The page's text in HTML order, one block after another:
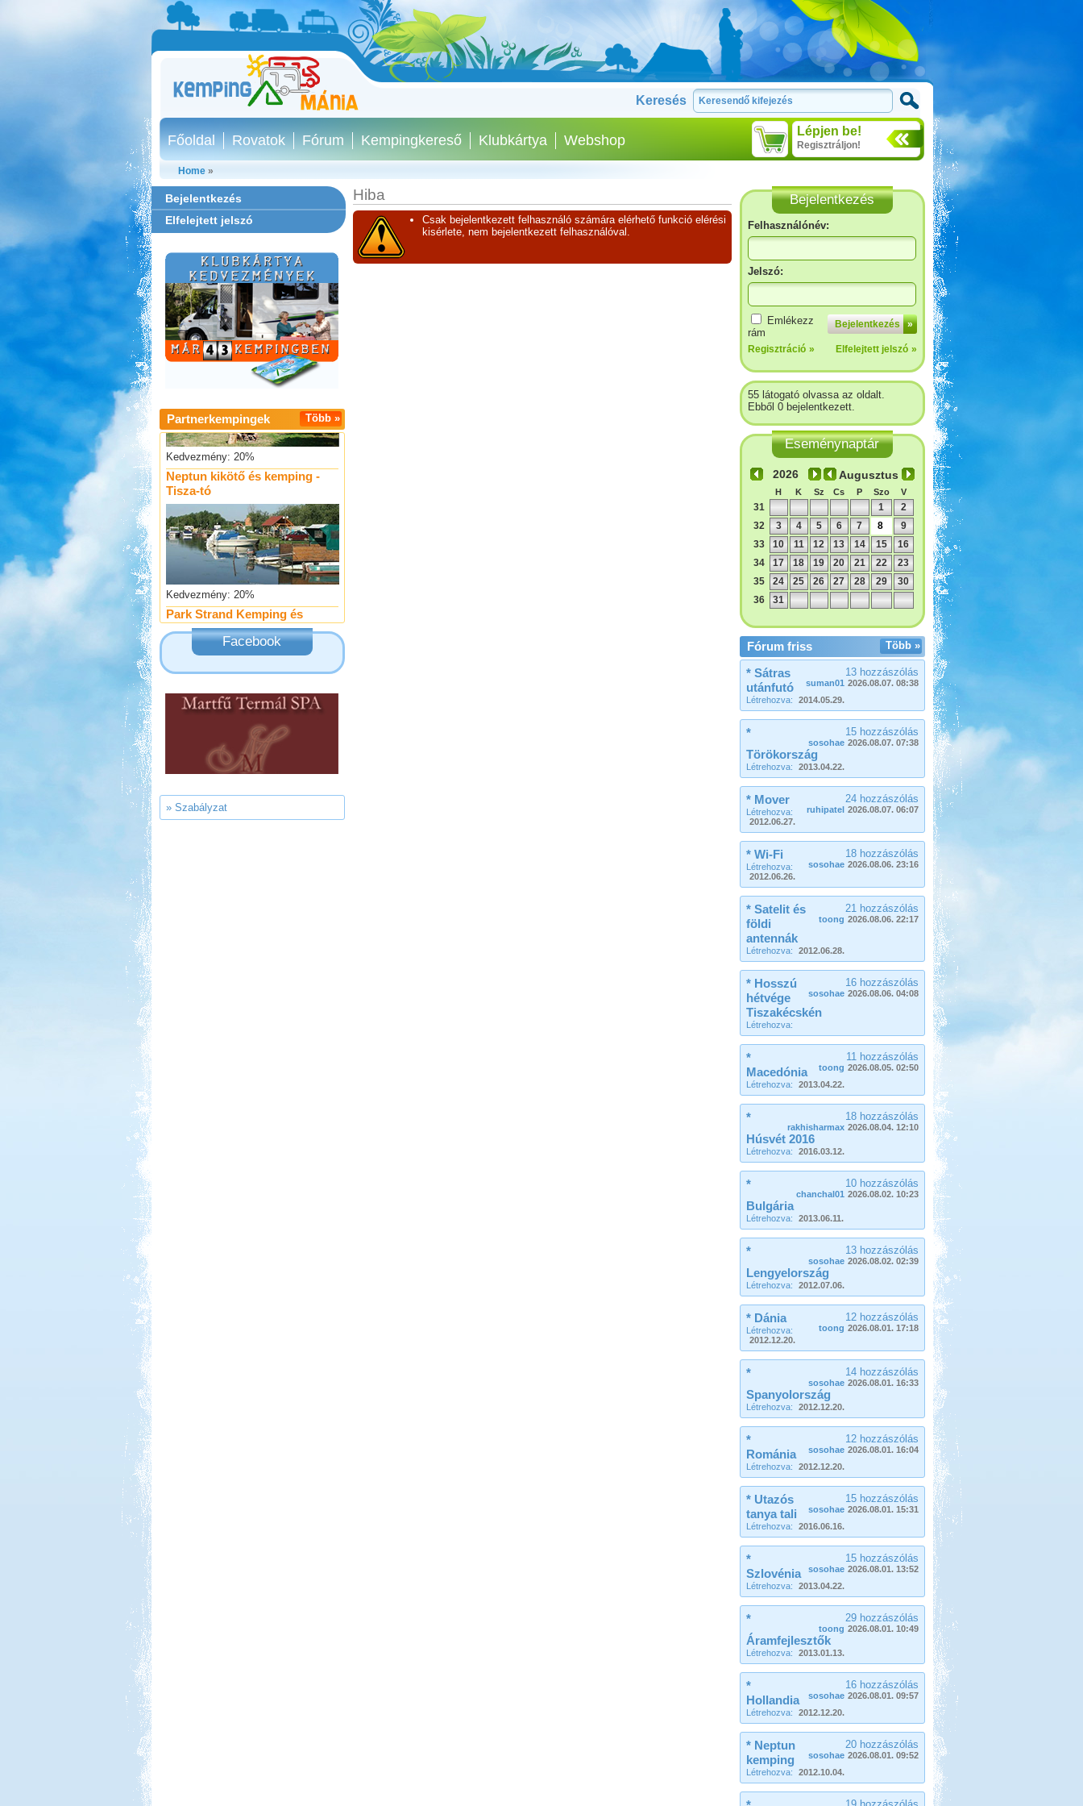
Keresés
Lépjen be!
Regisztráljon!
Főoldal Rovatok Fórum Kempingkereső Klubkártya Webshop
Home»
Bejelentkezés
Elfelejtett jelszó
Több »
Partnerkempingek
Szentkút Kemping
Kedvezmény: 20%
Neptun kikötő és kemping -
Tisza-tó
Kedvezmény: 20%
Park Strand Kemping és
Túrafalu
Thermál- és Strandfürdő
Kemping, Kiskőrös
Facebook
» Szabályzat
Hiba
Csak bejelentkezett felhasználó számára elérhető funkció elérési
kisérlete, nem bejelentkezett felhasználóval.
Bejelentkezés
Felhasználónév:
Jelszó:
Bejelentkezés »
Emlékezz
rám
Regisztráció » Elfelejtett jelszó »
55 látogató olvassa az oldalt.
Ebből 0 bejelentkezett.
Eseménynaptár
Augusztus
H K Sz Cs P Szo V
31 1
2
32
3 4 5 6 7 8
9
33
10 11 12 13 14 15
16
34
17 18 19 20 21 22
23
35
24 25 26 27 28 29
30
36
31
Több »
Fórum friss
13 hozzászólás
suman01 2026.08.07. 08:38
* Sátras
utánfutó
Létrehozva: 2014.05.29.
15 hozzászólás
sosohae 2026.08.07. 07:38
*
Törökország
Létrehozva: 2013.04.22.
24 hozzászólás
ruhipatel 2026.08.07. 06:07
* Mover
Létrehozva:
2012.06.27.
18 hozzászólás
sosohae 2026.08.06. 23:16
* Wi-Fi
Létrehozva:
2012.06.26.
21 hozzászólás
toong 2026.08.06. 22:17
* Satelit és
földi
antennák
Létrehozva: 2012.06.28.
16 hozzászólás
sosohae 2026.08.06. 04:08
* Hosszú
hétvége
Tiszakécskén
Létrehozva:
11 hozzászólás
toong 2026.08.05. 02:50
*
Macedónia
Létrehozva: 2013.04.22.
18 hozzászólás
rakhisharmax 2026.08.04. 12:10
*
Húsvét 2016
Létrehozva: 2016.03.12.
10 hozzászólás
chanchal01 2026.08.02. 10:23
*
Bulgária
Létrehozva: 2013.06.11.
13 hozzászólás
sosohae 2026.08.02. 02:39
*
Lengyelország
Létrehozva: 2012.07.06.
12 hozzászólás
toong 2026.08.01. 17:18
* Dánia
Létrehozva:
2012.12.20.
14 hozzászólás
sosohae 2026.08.01. 16:33
*
Spanyolország
Létrehozva: 2012.12.20.
12 hozzászólás
sosohae 2026.08.01. 16:04
*
Románia
Létrehozva: 2012.12.20.
15 hozzászólás
sosohae 2026.08.01. 15:31
* Utazós
tanya tali
Létrehozva: 2016.06.16.
15 hozzászólás
sosohae 2026.08.01. 13:52
*
Szlovénia
Létrehozva: 2013.04.22.
29 hozzászólás
toong 2026.08.01. 10:49
*
Áramfejlesztők
Létrehozva: 2013.01.13.
16 hozzászólás
sosohae 2026.08.01. 09:57
*
Hollandia
Létrehozva: 2012.12.20.
20 hozzászólás
sosohae 2026.08.01. 09:52
* Neptun
kemping
Létrehozva: 2012.10.04.